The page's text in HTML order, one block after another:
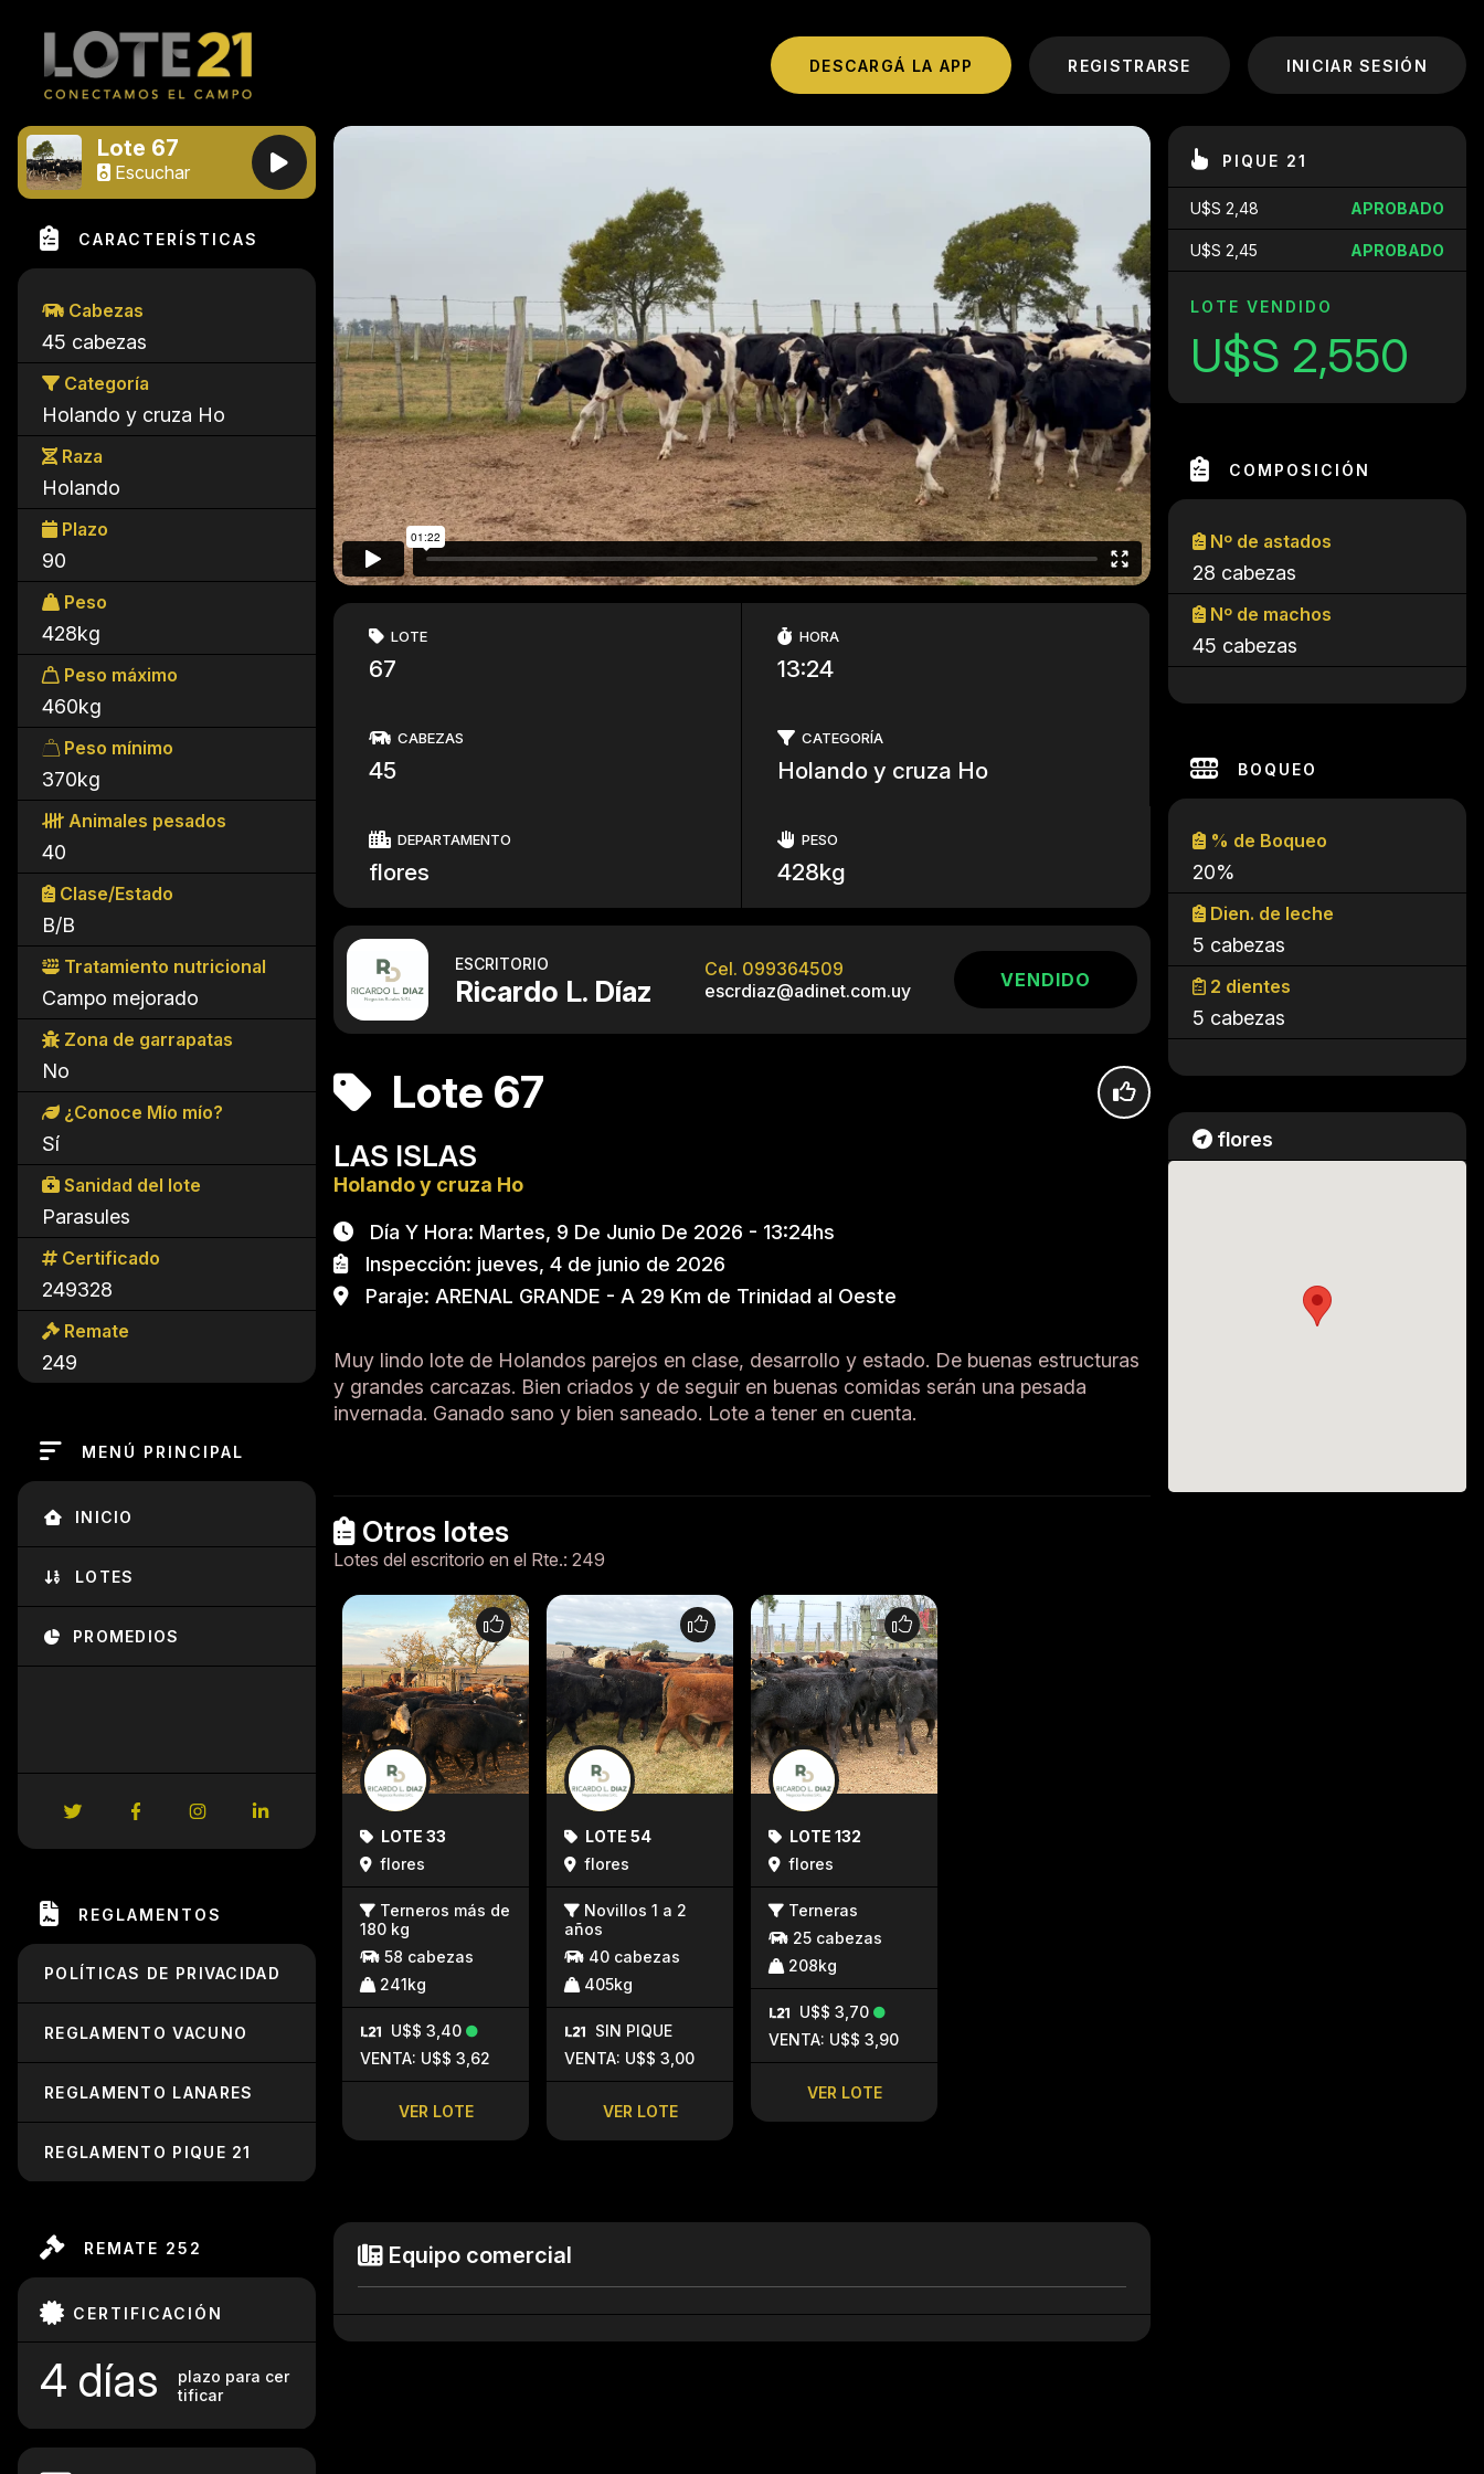
Lote 67
Escuchar
CARACTERÍSTICAS
Cabezas
45 cabezas
Categoría
Holando y cruza Ho
Raza
Holando
Plazo
90
Peso
428kg
Peso máximo
460kg
Peso mínimo
370kg
Animales pesados
40
Clase/Estado
B/B
Tratamiento nutricional
Campo mejorado
Zona de garrapatas
No
¿Conoce Mío mío?
Sí
Sanidad del lote
Parasules
Certificado
249328
Remate
249
MENÚ PRINCIPAL
INICIO
LOTES
PROMEDIOS
REGLAMENTOS
POLÍTICAS DE PRIVACIDAD
REGLAMENTO VACUNO
REGLAMENTO LANARES
REGLAMENTO PIQUE 21
REMATE 252
CERTIFICACIÓN
4 días
plazo para cer
tificar
DESCARGÁ LA APP REGISTRARSE INICIAR SESIÓN
PIQUE 21
U$S 2,48 APROBADO
U$S 2,45 APROBADO
LOTE VENDIDO
U$S 2,550
COMPOSICIÓN
Nº de astados
28 cabezas
Nº de machos
45 cabezas
BOQUEO
% de Boqueo
20%
Dien. de leche
5 cabezas
2 dientes
5 cabezas
flores
LOTE
67
HORA
13:24
CABEZAS
45
CATEGORÍA
Holando y cruza Ho
DEPARTAMENTO
flores
PESO
428kg
ESCRITORIO
Ricardo L. Díaz
Cel. 099364509
escrdiaz@adinet.com.uy
VENDIDO
Lote 67
LAS ISLAS
Holando y cruza Ho
Día Y Hora: Martes, 9 De Junio De 2026 - 13:24hs
Inspección: jueves, 4 de junio de 2026
Paraje: ARENAL GRANDE - A 29 Km de Trinidad al Oeste
Muy lindo lote de Holandos parejos en clase, desarrollo y estado. De buenas estructuras
y grandes carcazas. Bien criados y de seguir en buenas comidas serán una pesada
invernada. Ganado sano y bien saneado. Lote a tener en cuenta.
Otros lotes
Lotes del escritorio en el Rte.: 249
LOTE 33
flores
Terneros más de
180 kg
58 cabezas
241kg
U$$ 3,40
VENTA: U$$ 3,62
VER LOTE
LOTE 54
flores
Novillos 1 a 2
años
40 cabezas
405kg
SIN PIQUE
VENTA: U$$ 3,00
VER LOTE
LOTE 132
flores
Terneras
25 cabezas
208kg
U$$ 3,70
VENTA: U$$ 3,90
VER LOTE
Equipo comercial